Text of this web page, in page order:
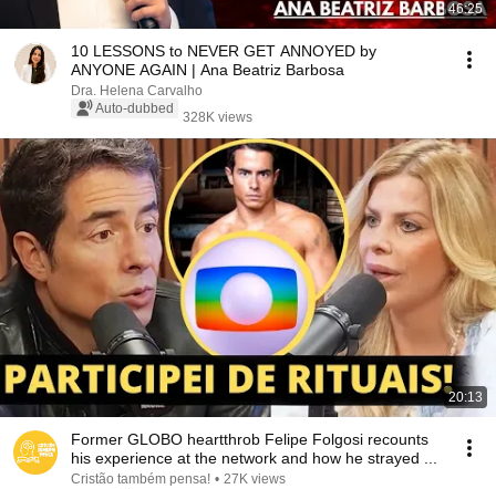
46:25
10 LESSONS to NEVER GET ANNOYED by
ANYONE AGAIN | Ana Beatriz Barbosa
Dra. Helena Carvalho
Auto-dubbed
328K views
20:13
Former GLOBO heartthrob Felipe Folgosi recounts
his experience at the network and how he strayed ...
Cristão também pensa! • 27K views